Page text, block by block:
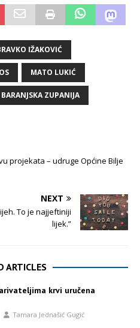
IŽAKOVIĆ
MATO LUKIĆ
BARANJSKA ZUPANIJA
projekata – udruge Općine Bilje
NEXT
To je najjeftiniji
lijek.”
ARTICLES
krvi uručena
Tamara Jednašić Gugić